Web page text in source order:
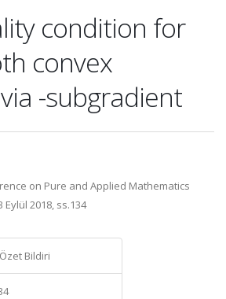
condition for
convex
-subgradient
on Pure and Applied Mathematics
Eylül 2018, ss.134
Bildiri